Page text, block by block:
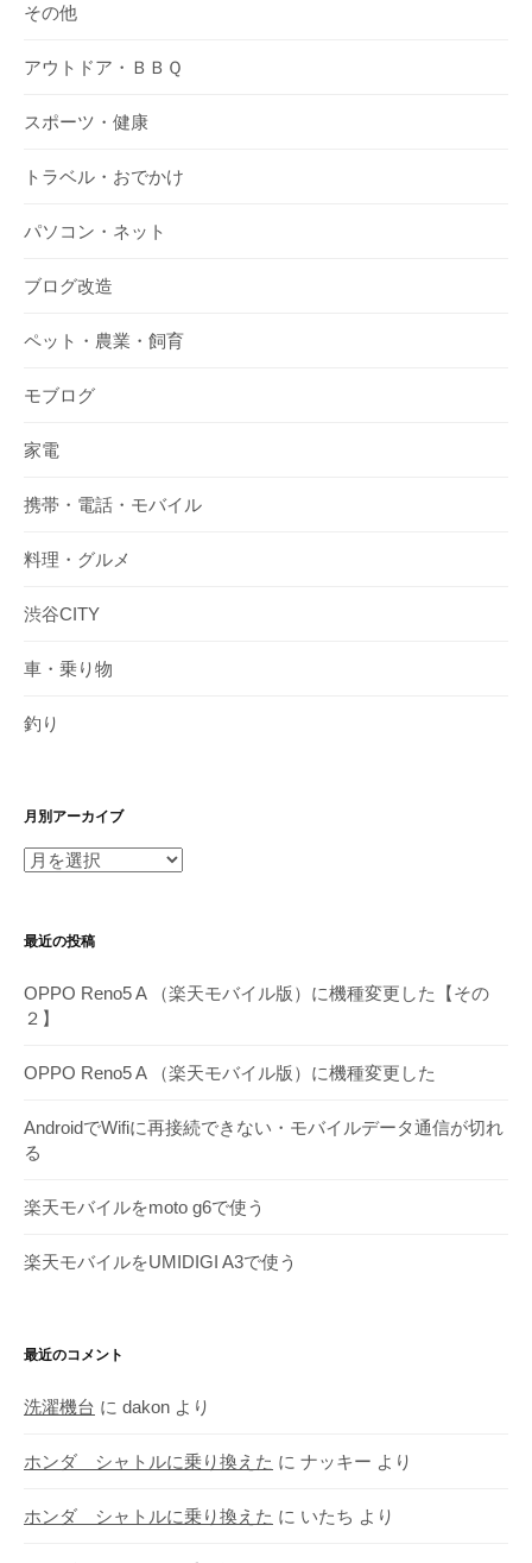
その他
アウトドア・ＢＢＱ
スポーツ・健康
トラベル・おでかけ
パソコン・ネット
ブログ改造
ペット・農業・飼育
モブログ
家電
携帯・電話・モバイル
料理・グルメ
渋谷CITY
車・乗り物
釣り
月別アーカイブ
月
ー
イ
ブ
最近の投稿
OPPO Reno5 A （楽天モバイル版）に機種変更した【その
２】
OPPO Reno5 A （楽天モバイル版）に機種変更した
AndroidでWifiに再接続できない・モバイルデータ通信が切れ
る
楽天モバイルをmoto g6で使う
楽天モバイルをUMIDIGI A3で使う
最近のコメント
洗濯機台 に dakon より
ホンダ シャトルに乗り換えた に ナッキー より
ホンダ シャトルに乗り換えた に いたち より